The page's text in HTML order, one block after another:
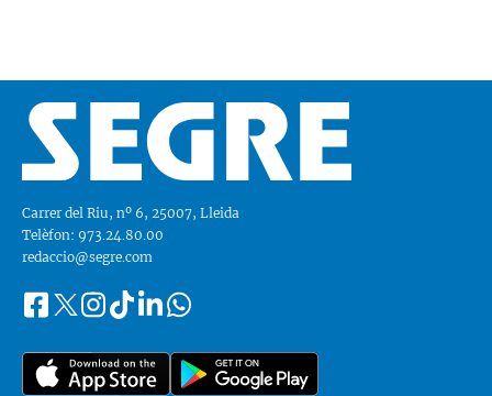
Carrer del Riu, nº 6, 25007, Lleida
Telèfon: 973.24.80.00
redaccio@segre.com
Segueix-
a::
FacebookInstagram
TiktokLinkedinWhatsapp